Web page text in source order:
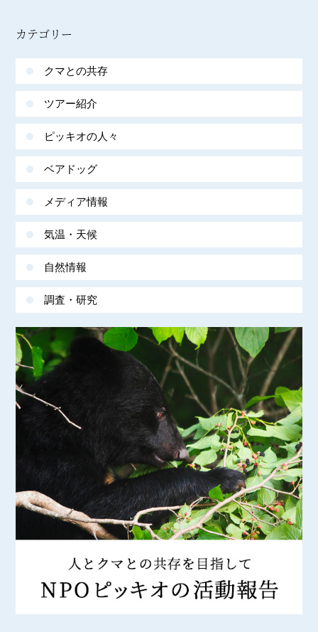
カテゴリー
クマとの共存
ツアー紹介
ピッキオの人々
ベアドッグ
メディア情報
気温・天候
自然情報
調査・研究